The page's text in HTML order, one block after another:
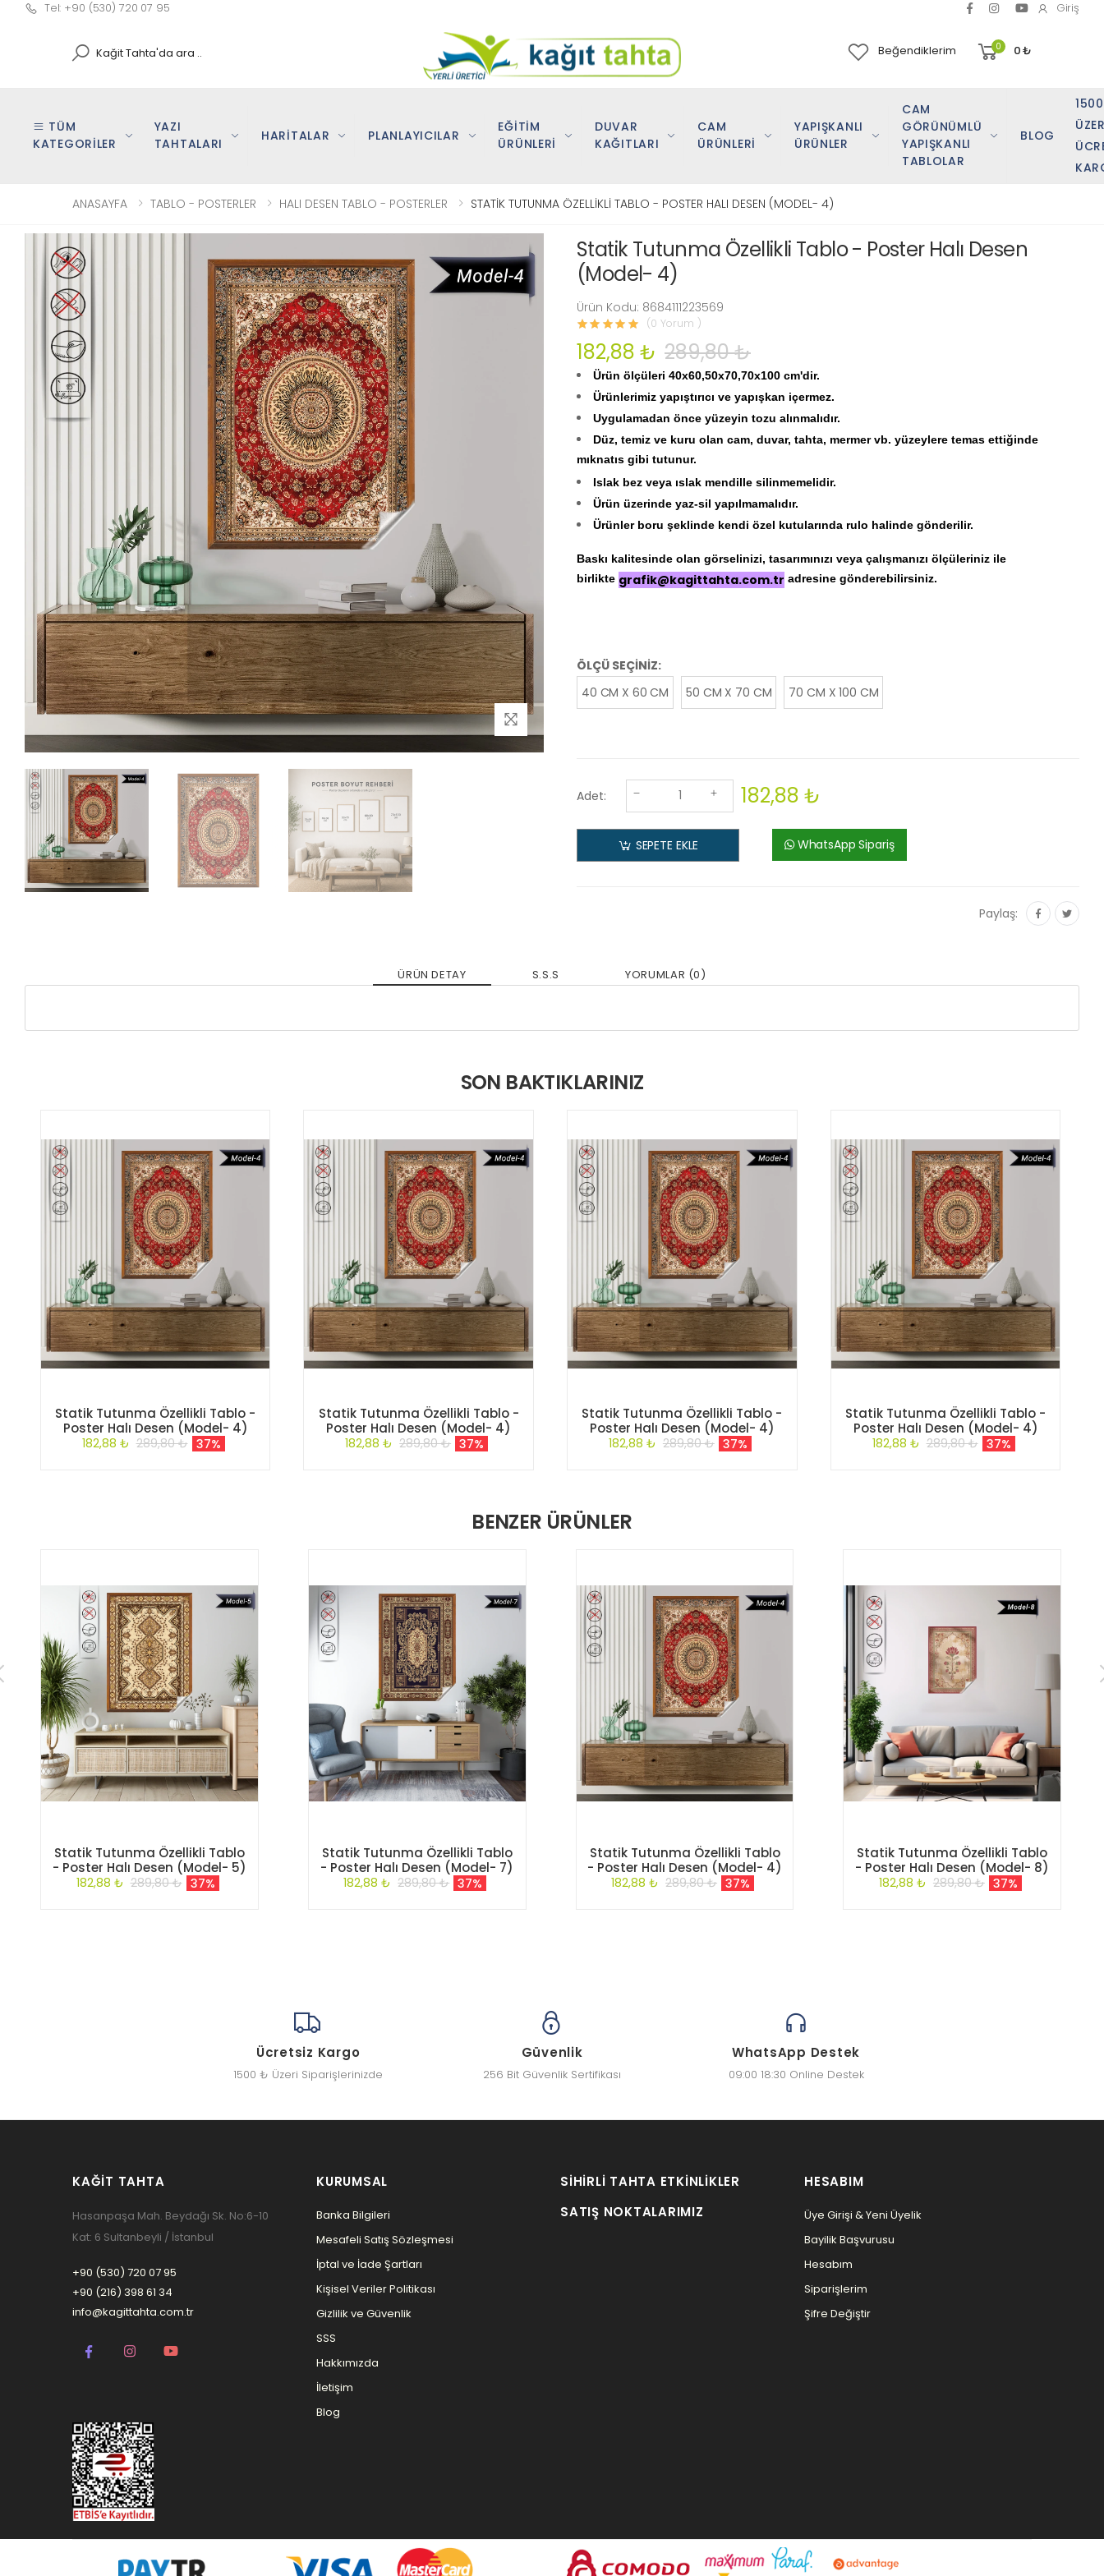
Tel: +90 (530) 720 07 95 Giriş
Beğendiklerim 0 0₺
TÜM
KATEGORİLER
YAZI
TAHTALARI
HARİTALAR PLANLAYICILAR
EĞİTİM
ÜRÜNLERİ
DUVAR
KAĞITLARI
CAM
ÜRÜNLERİ
YAPIŞKANLI
ÜRÜNLER
CAM
GÖRÜNÜMLÜ
YAPIŞKANLI
TABLOLAR
BLOG
ANASAYFA TABLO - POSTERLER HALI DESEN TABLO - POSTERLER STATİK TUTUNMA ÖZELLİKLİ TABLO - POSTER HALI DESEN (MODEL- 4)
Statik Tutunma Özellikli Tablo - Poster Halı Desen
(Model- 4)
Ürün Kodu: 8684111223569
(0 Yorum )
182,88 ₺ 289,80 ₺
Ürün ölçüleri 40x60,50x70,70x100 cm'dir.
Ürünlerimiz yapıştırıcı ve yapışkan içermez.
Uygulamadan önce yüzeyin tozu alınmalıdır.
Düz, temiz ve kuru olan cam, duvar, tahta, mermer vb. yüzeylere temas ettiğinde
mıknatıs gibi tutunur.
Islak bez veya ıslak mendille silinmemelidir.
Ürün üzerinde yaz-sil yapılmamalıdır.
Ürünler boru şeklinde kendi özel kutularında rulo halinde gönderilir.
Baskı kalitesinde olan görselinizi, tasarımınızı veya çalışmanızı ölçüleriniz ile
birlikte grafik@kagittahta.com.tr adresine gönderebilirsiniz.
ÖLÇÜ SEÇİNİZ:
40 CM X 60 CM
50 CM X 70 CM 70 CM X 100 CM
Adet: 182,88 ₺
SEPETE EKLE WhatsApp Sipariş
Paylaş:
ÜRÜN DETAY S.S.S YORUMLAR (0)
SON BAKTIKLARINIZ
Statik Tutunma Özellikli Tablo -
Poster Halı Desen (Model- 4)
182,88 ₺ 289,80 ₺ 37%
Statik Tutunma Özellikli Tablo -
Poster Halı Desen (Model- 4)
182,88 ₺ 289,80 ₺ 37%
Statik Tutunma Özellikli Tablo -
Poster Halı Desen (Model- 4)
182,88 ₺ 289,80 ₺ 37%
Statik Tutunma Özellikli Tablo -
Poster Halı Desen (Model- 4)
182,88 ₺ 289,80 ₺ 37%
BENZER ÜRÜNLER
Statik Tutunma Özellikli Tablo
- Poster Halı Desen (Model- 5)
182,88 ₺ 289,80 ₺ 37%
Statik Tutunma Özellikli Tablo
- Poster Halı Desen (Model- 7)
182,88 ₺ 289,80 ₺ 37%
Statik Tutunma Özellikli Tablo
- Poster Halı Desen (Model- 4)
182,88 ₺ 289,80 ₺ 37%
Statik Tutunma Özellikli Tablo
- Poster Halı Desen (Model- 8)
182,88 ₺ 289,80 ₺ 37%
Ücretsiz Kargo
1500 ₺ Üzeri Siparişlerinizde
Güvenlik
256 Bit Güvenlik Sertifikası
WhatsApp Destek
09:00 18:30 Online Destek
KAĞIT TAHTA
Hasanpaşa Mah. Beydağı Sk. No:6-10
Kat: 6 Sultanbeyli / İstanbul
+90 (530) 720 07 95
+90 (216) 398 61 34
info@kagittahta.com.tr
KURUMSAL
Banka Bilgileri
Mesafeli Satış Sözleşmesi
İptal ve İade Şartları
Kişisel Veriler Politikası
Gizlilik ve Güvenlik
SSS
Hakkımızda
İletişim
Blog
SIHIRLI TAHTA ETKINLIKLER
SATIŞ NOKTALARIMIZ
HESABIM
Üye Girişi & Yeni Üyelik
Bayilik Başvurusu
Hesabım
Siparişlerim
Şifre Değiştir